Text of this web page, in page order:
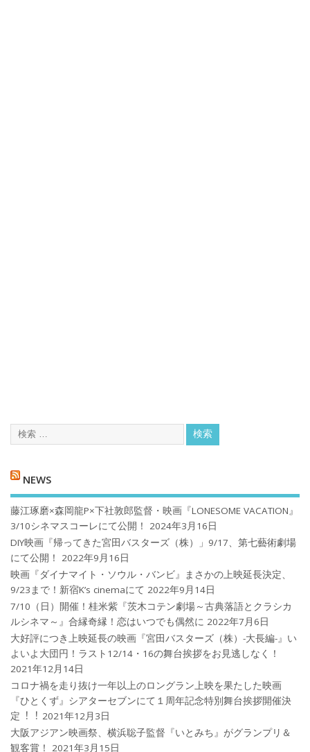
NEWS
藤江琢磨×森岡龍P×下社敦郎監督・映画『LONESOME VACATION』
3/10シネマスコーレにて公開！
2024年3月16日
DIY映画『帰ってきた宮田バスターズ（株）」9/17、第七藝術劇場
にて公開！
2022年9月16日
映画『ダイナマイト・ソウル・バンビ』まさかの上映延長決定、
9/23まで！新宿K’s cinemaにて 2022年9月14日
7/10（日）開催！桂米紫『茨木コテン劇場～古典落語とクラシカ
ルシネマ～』合縁奇縁！恋はいつでも偶然に 2022年7月6日
大好評につき上映延長の映画『宮田バスターズ（株）-大長編-』い
よいよ大団円！ラスト12/14・16の舞台挨拶をお見逃しなく！
2021年12月14日
コロナ禍を⾛り抜け⼀年以上のロングラン上映を果たした映画
『ひとくず』シアターセブンにて１周年記念特別舞台挨拶開催決
定︕︕ 2021年12月3日
大阪アジアン映画祭、横浜聡子監督『いとみち』がグランプリ＆
観客賞！
2021年3月15日